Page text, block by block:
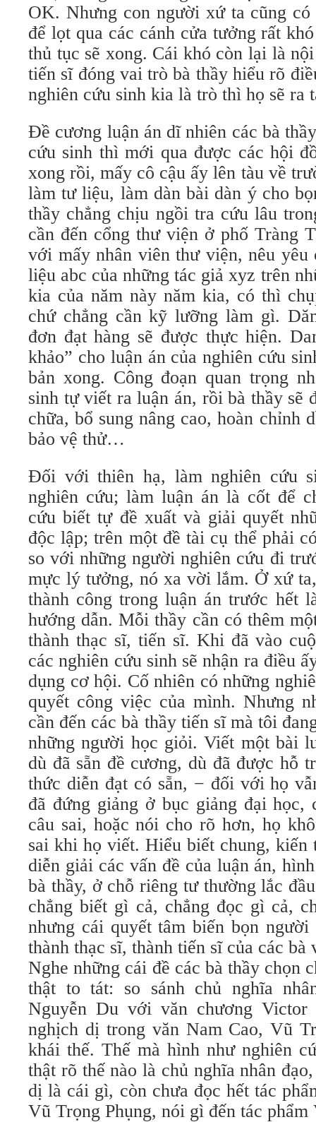
OK. Nhưng con người xứ ta cũng có
để lọt qua các cánh cửa tưởng rất
thủ tục sẽ xong. Cái khó còn lại là
tiến sĩ đóng vai trò bà thầy hiểu rõ
nghiên cứu sinh kia là trò thì họ sẽ ra
Ðề cương luận án dĩ nhiên các bà
cứu sinh thì mới qua được các hội
xong rồi, mấy cô cậu ấy lên tàu về
làm tư liệu, làm dàn bài dàn ý cho
thầy chẳng chịu ngồi tra cứu lâu
cần đến cổng thư viện ở phố Tràng
với mấy nhân viên thư viện, nêu yêu
liệu abc của những tác giả xyz trên
kia của năm này năm kia, có thì
chứ chẳng cần kỹ lưỡng làm gì.
đơn đạt hàng sẽ được thực hiện.
khảo” cho luận án của nghiên cứu
bản xong. Công đoạn quan trọng
sinh tự viết ra luận án, rồi bà thầy sẽ
chữa, bổ sung nâng cao, hoàn chỉnh
bảo vệ thử…
Ðối với thiên hạ, làm nghiên cứu
nghiên cứu; làm luận án là cốt để
cứu biết tự đề xuất và giải quyết
độc lập; trên một đề tài cụ thể phải
so với những người nghiên cứu đi
mực lý tưởng, nó xa vời lắm. Ở xứ
thành công trong luận án trước hết
hướng dẫn. Mỗi thầy cần có thêm
thành thạc sĩ, tiến sĩ. Khi đã vào
các nghiên cứu sinh sẽ nhận ra điều
dụng cơ hội. Cố nhiên có những
quyết công việc của mình. Nhưng
cần đến các bà thầy tiến sĩ mà tôi
những người học giỏi. Viết một bài
dù đã sẵn đề cương, dù đã được hỗ
thức diễn đạt có sẵn, − đối với họ
đã đứng giảng ở bục giảng đại học,
câu sai, hoặc nói cho rõ hơn, họ
sai khi họ viết. Hiểu biết chung, kiến
diễn giải các vấn đề của luận án,
bà thầy, ở chỗ riêng tư thường lắc
chẳng biết gì cả, chẳng đọc gì cả,
nhưng cái quyết tâm biến bọn
thành thạc sĩ, thành tiến sĩ của các
Nghe những cái đề các bà thầy chọn
thật to tát: so sánh chủ nghĩa
Nguyễn Du với văn chương Victor
nghịch dị trong văn Nam Cao, Vũ
khái thế. Thế mà hình như nghiên
thật rõ thế nào là chủ nghĩa nhân
dị là cái gì, còn chưa đọc hết tác
Vũ Trọng Phụng, nói gì đến tác